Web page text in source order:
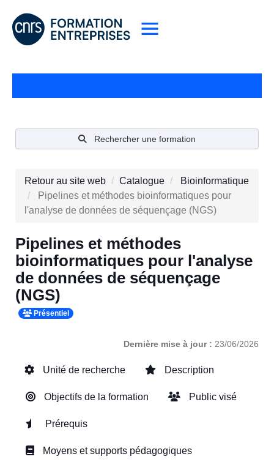
Rechercher une formation
Retour au site web Catalogue
Bioinformatique
Pipelines et méthodes bioinformatiques pour
l'analyse de données de séquençage (NGS)
Pipelines et méthodes
bioinformatiques pour l'analyse
de données de séquençage
(NGS)
Présentiel
Dernière mise à jour : 23/06/2026
Unité de recherche Description
Objectifs de la formation Public visé
Prérequis
Moyens et supports pédagogiques